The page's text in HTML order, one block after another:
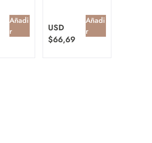
Añadi
r
USD
$66,69
Añadi
r